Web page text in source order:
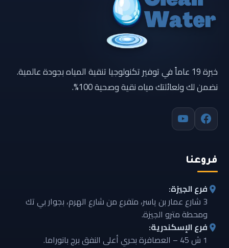
خبرة 19 عاماً في توفير تكنولوجيا تنقية المياه بجودة عالمية.
نضمن لك ولعائلتك مياه نقية وصحية 100%.
فروعنا
فرع الجيزة:
3 شارع عمار بن ياسر، متفرع من شارع الهرم، بجوار بي تك
ومحطة مترو الجيزة.
فرع الإسكندرية:
1 ش 45 – العصافرة بحري أعلى النفق برج بانوراما.